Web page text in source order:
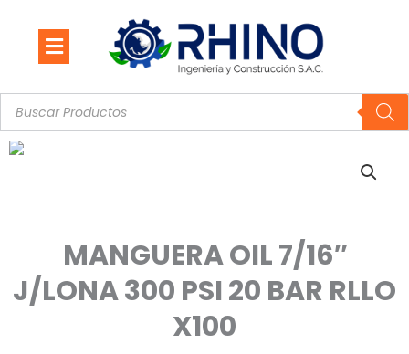
contenido
Búsqueda
de
productos
MANGUERA OIL 7/16″
J/LONA 300 PSI 20 BAR RLLO
X100